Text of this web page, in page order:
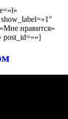
нравится»
post_id=»»]